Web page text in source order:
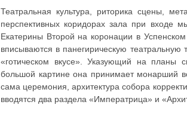
Театральная культура, риторика сцены,
перспективных коридорах зала при входе
Екатерины Второй на коронации в
вписываются в панегирическую театральную
«готическом вкусе». Указующий на планы
большой картине она принимает монарший
сама церемония, архитектура собора
вводятся два раздела «Императрица» и